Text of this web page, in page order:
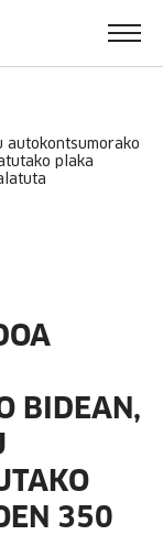
plaka
BIDEAN,
350